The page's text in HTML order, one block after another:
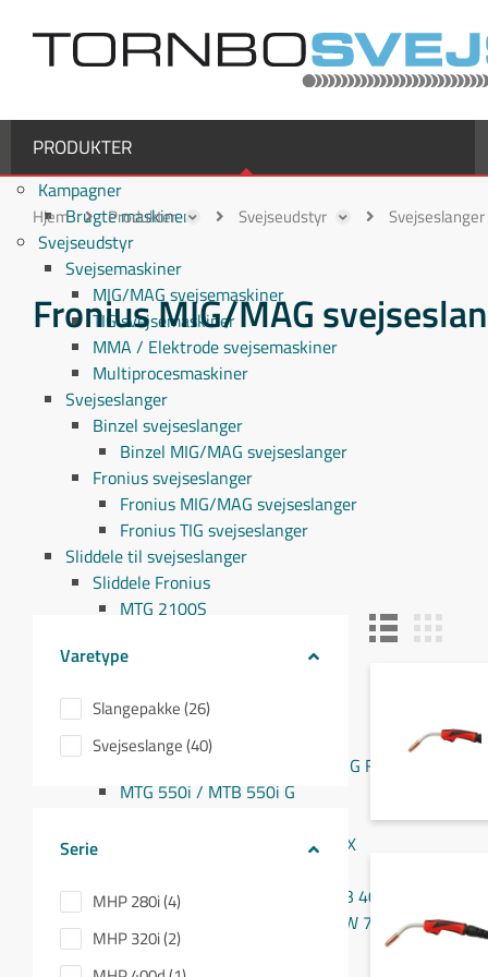
PRODUKTER
Kampagner
Brugte maskiner
Svejseudstyr
Svejsemaskiner
MIG/MAG svejsemaskiner
TIG svejsemaskiner
MMA / Elektrode svejsemaskiner
Multiprocesmaskiner
Svejseslanger
Binzel svejseslanger
Binzel MIG/MAG svejseslanger
Fronius svejseslanger
Fronius MIG/MAG svejseslanger
Fronius TIG svejseslanger
Sliddele til svejseslanger
Sliddele Fronius
MTG 2100S
MTG 250i / MTB 250i G
MTB 200i / MTB 330i G
MTG 360i G
MTG 400i / 400i G / MTB 360i G FLEX
MTG 550i / MTB 550i G
MTB 330i W / MTB 200i G FLEX
MTW 500i / MTB 500i W / MTB 400i W FLEX
MTW 700i / MTB 700i W / MTW 750i
PullMig
Hjem Produkter Svejseudstyr Svejseslanger
Fronius MIG/MAG
Varetype
Slangepakke (26)
Svejseslange (40)
Serie
MHP 280i (4)
MHP 320i (2)